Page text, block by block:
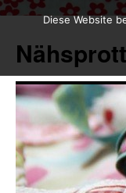
springen
Diese Website